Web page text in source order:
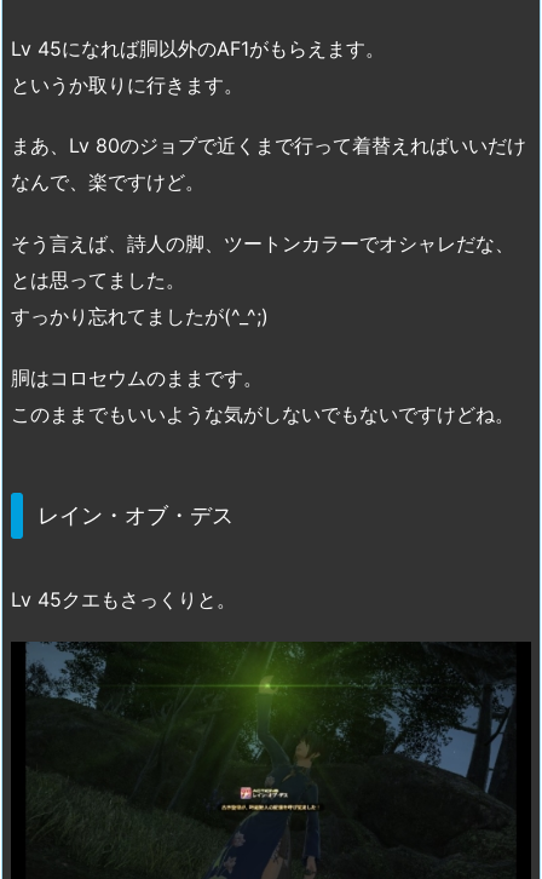
Lv 45になれば胴以外のAF1がもらえます。
というか取りに行きます。
まあ、Lv 80のジョブで近くまで行って着替えればいいだけ
なんで、楽ですけど。
そう言えば、詩人の脚、ツートンカラーでオシャレだな、
とは思ってました。
すっかり忘れてましたが(^_^;)
胴はコロセウムのままです。
このままでもいいような気がしないでもないですけどね。
レイン・オブ・デス
Lv 45クエもさっくりと。